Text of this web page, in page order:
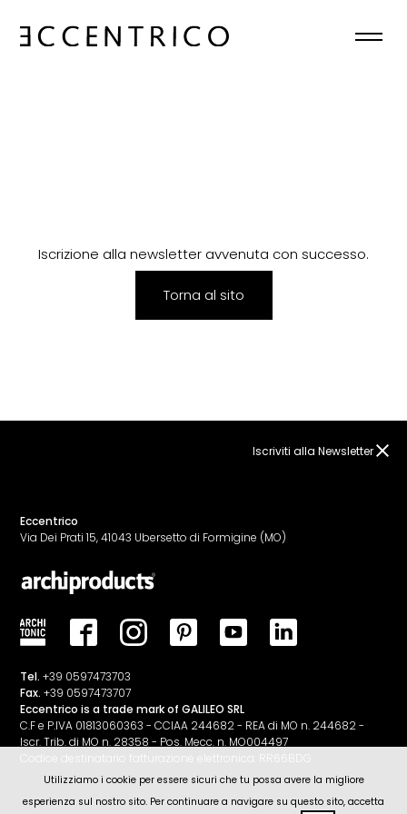
HOME
CONTATTI
Iscrizione alla newsletter avvenuta con successo.
Torna al sito
Iscriviti alla Newsletter
Eccentrico
Via Dei Prati 15, 41043 Ubersetto di Formigine (MO)
Tel. +39 0597473703
Fax. +39 0597473707
Eccentrico is a trade mark of GALILEO SRL
C.F e P.IVA 01813060363 - CCIAA 244682 - REA di MO n. 244682 -
Iscr. Trib. di MO n. 28358 - Pos. Mecc. n. MO004497
Codice destinatario fatturazione elettronica: RR66BDG
Utilizziamo i cookie per essere sicuri che tu possa avere la migliore
esperienza sul nostro sito. Per continuare a navigare su questo sito, accetta